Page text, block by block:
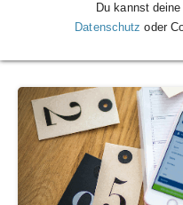
Im Kalender rot markiert ....!
Du kannst
Datenschutz oder